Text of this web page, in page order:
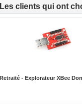
Les clients qui ont
Retraité - Explorateur XBee